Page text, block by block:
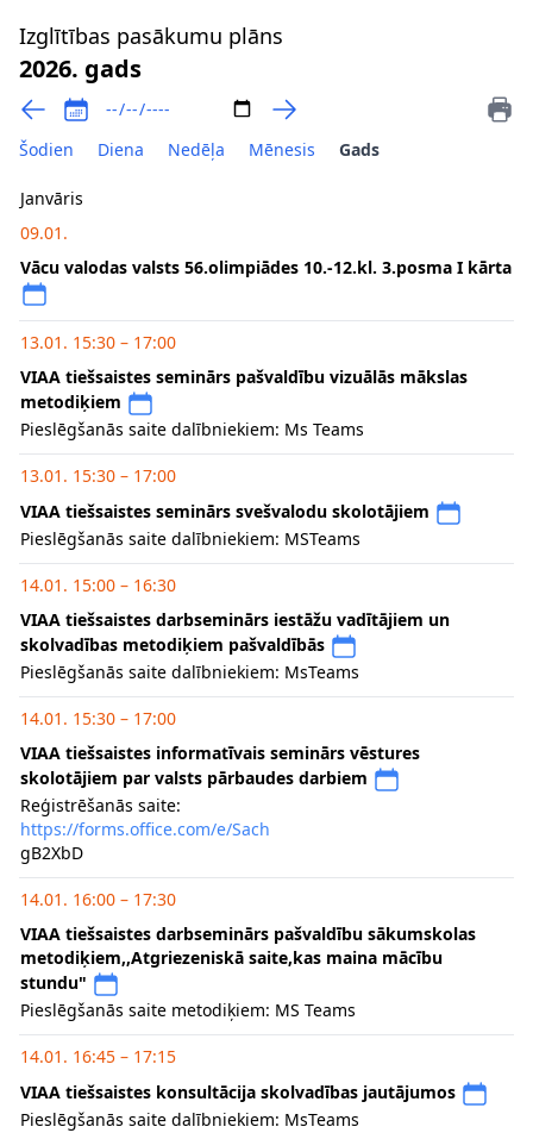
Izglītības pasākumu plāns
2026. gads
Šodien Diena Nedēļa Mēnesis Gads
Janvāris
09.01.
Vācu valodas valsts 56.olimpiādes 10.-12.kl. 3.posma I kārta
13.01. 15:30 – 17:00
VIAA tiešsaistes seminārs pašvaldību vizuālās mākslas
metodiķiem
Pieslēgšanās saite dalībniekiem: Ms Teams
13.01. 15:30 – 17:00
VIAA tiešsaistes seminārs svešvalodu skolotājiem
Pieslēgšanās saite dalībniekiem: MSTeams
14.01. 15:00 – 16:30
VIAA tiešsaistes darbseminārs iestāžu vadītājiem un
skolvadības metodiķiem pašvaldībās
Pieslēgšanās saite dalībniekiem: MsTeams
14.01. 15:30 – 17:00
VIAA tiešsaistes informatīvais seminārs vēstures
skolotājiem par valsts pārbaudes darbiem
Reģistrēšanās saite:
https://forms.office.com/e/Sach
gB2XbD
14.01. 16:00 – 17:30
VIAA tiešsaistes darbseminārs pašvaldību sākumskolas
metodiķiem,,Atgriezeniskā saite,kas maina mācību
stundu"
Pieslēgšanās saite metodiķiem: MS Teams
14.01. 16:45 – 17:15
VIAA tiešsaistes konsultācija skolvadības jautājumos
Pieslēgšanās saite dalībniekiem: MsTeams